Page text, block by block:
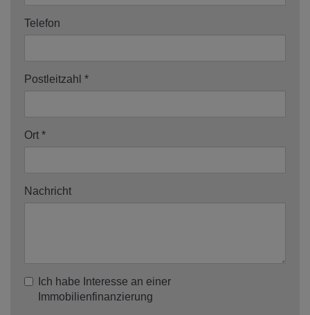
Telefon
Postleitzahl
Ort
Nachricht
Ich habe Interesse an einer
Immobilienfinanzierung